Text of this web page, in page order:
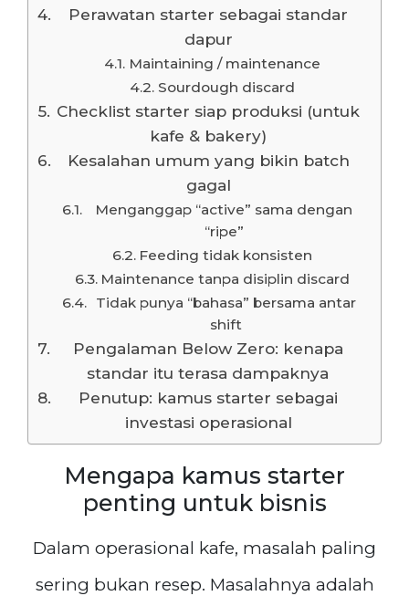
Perawatan starter sebagai standar
dapur
Maintaining / maintenance
Sourdough discard
Checklist starter siap produksi (untuk
kafe & bakery)
Kesalahan umum yang bikin batch
gagal
Menganggap “active” sama dengan
“ripe”
Feeding tidak konsisten
Maintenance tanpa disiplin discard
Tidak punya “bahasa” bersama antar
shift
Pengalaman Below Zero: kenapa
standar itu terasa dampaknya
Penutup: kamus starter sebagai
investasi operasional
Mengapa kamus starter
penting untuk bisnis
Dalam operasional kafe, masalah paling
sering bukan resep. Masalahnya adalah